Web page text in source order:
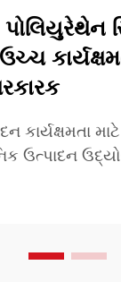
કાર્યક્ષમતા
ઉત્પાદન
સહાયક
છે. આમાં